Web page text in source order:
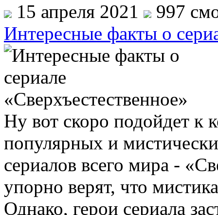
15 апреля 2021
997
Интересные факты о
Ну вот скоро подойдет к
популярных и
сериалов всего мира -
упорно верят, что
Однако, герои сериала